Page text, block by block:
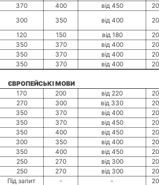
370 400 від 450
300 350 від 400
120 150 від 180
350 370 від 400
350 370 від 400
350 370 від 400
ЄВРОПЕЙСЬКІ МОВИ
170 200 від 220
270 300 від 330
350 370 від 400
350 370 від 450
350 400 від 450
300 350 від 400
350 400 від 450
250 270 від 300
250 270 від 300
Під запит - -